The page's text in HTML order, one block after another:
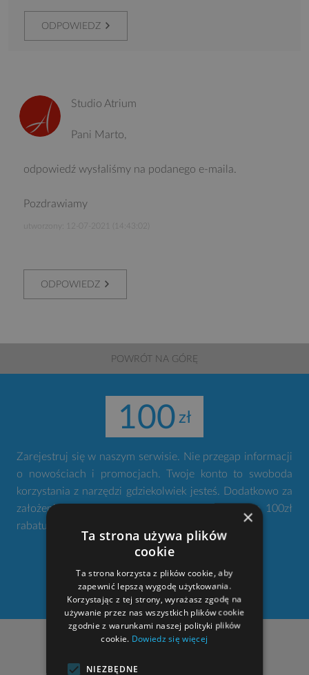
ODPOWIEDZ
Studio Atrium
Pani Marto,
odpowiedź wysłaliśmy na podanego e-maila.
Pozdrawiamy
utworzony: 12-07-2021 (14:43:02)
ODPOWIEDZ
POWRÓT NA GÓRĘ
100
Zarejestruj się w naszym serwisie. Nie przegap informacji
o nowościach i promocjach. Twoje konto to swoboda
korzystania z narzędzi gdziekolwiek jesteś. Dodatkowo za
założenie konta otrzymujesz od nas w prezencie 100zł
rabatu na zakup projektu domu.
ZAŁÓŻ KONTO
NASZE ADRESY
×
Ta strona używa plików
cookie
Ta strona korzysta z plików cookie, aby
zapewnić lepszą wygodę użytkowania.
Korzystając z tej strony, wyrażasz zgodę na
używanie przez nas wszystkich plików cookie
zgodnie z warunkami naszej polityki plików
cookie. Dowiedz się więcej
NIEZBĘDNE